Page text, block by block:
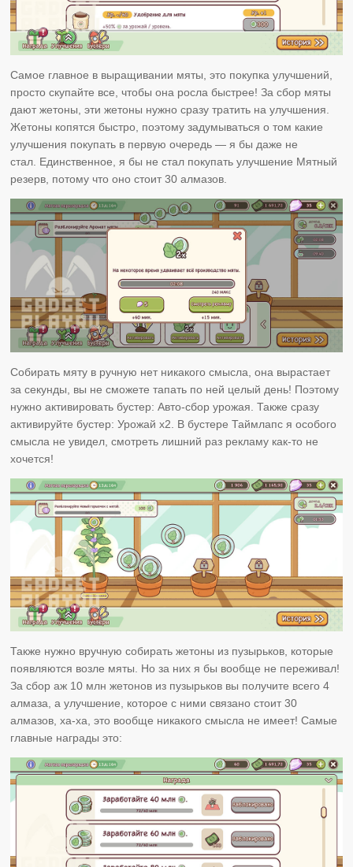
Самое главное в выращивании мяты, это покупка улучшений,
просто скупайте все, чтобы она росла быстрее! За сбор мяты
дают жетоны, эти жетоны нужно сразу тратить на улучшения.
Жетоны копятся быстро, поэтому задумываться о том какие
улучшения покупать в первую очередь — я бы даже не
стал. Единственное, я бы не стал покупать улучшение Мятный
резерв, потому что оно стоит 30 алмазов.
Собирать мяту в ручную нет никакого смысла, она вырастает
за секунды, вы не сможете тапать по ней целый день! Поэтому
нужно активировать бустер: Авто-сбор урожая. Также сразу
активируйте бустер: Урожай х2. В бустере Таймлапс я особого
смысла не увидел, смотреть лишний раз рекламу как-то не
хочется!
Также нужно вручную собирать жетоны из пузырьков, которые
появляются возле мяты. Но за них я бы вообще не переживал!
За сбор аж 10 млн жетонов из пузырьков вы получите всего 4
алмаза, а улучшение, которое с ними связано стоит 30
алмазов, ха-ха, это вообще никакого смысла не имеет! Самые
главные награды это: